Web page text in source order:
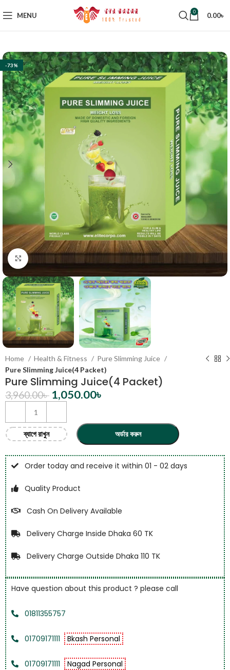
MENU 0 0.00৳
-73%
Home Health & Fitness
Pure Slimming Juice
Pure Slimming Juice(4 Packet)
Pure Slimming Juice(4 Packet)
3,960.00৳ 1,050.00৳
ব্যাগে রাখুন অর্ডার করুন
Order today and receive it within 01 - 02 days
Quality Product
Cash On Delivery Available
Delivery Charge Inside Dhaka 60 TK
Delivery Charge Outside Dhaka 110 TK
Have question about this product ? please call
01811355757
01709171111 Bkash Personal
01709171111 Nagad Personal